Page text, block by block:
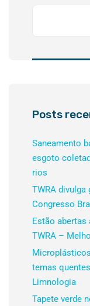
Posts
Saneamento
esgoto
rios
TWRA
Congresso
Estão abertas
TWRA –
temas
Limnologia
Tapete verde